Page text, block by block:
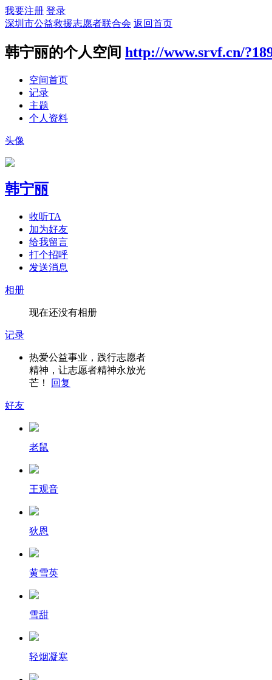
我要注册 登录
深圳市公益救援志愿者联合会 返回首页
韩宁丽的个人空间 http://www.srvf.cn/
空间首页
记录
主题
个人资料
头像
韩宁丽
收听TA
加为好友
给我留言
打个招呼
发送消息
相册
现在还没有相册
记录
热爱公益事业，践行志愿者
精神，让志愿者精神永放光
芒！
回复
好友
老鼠
王观音
狄恩
黄雪英
雪甜
轻烟凝寒